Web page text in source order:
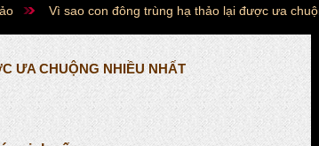
Vì sao con đông trùng hạ thảo lại được ưa
ƯA CHUỘNG NHIỀU NHẤT